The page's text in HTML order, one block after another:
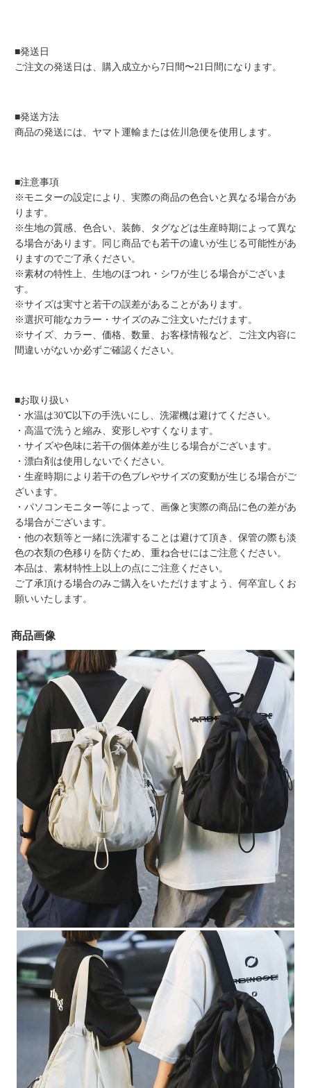
■発送日
ご注文の発送日は、購入成立から7日間〜21日間になります。
■発送方法
商品の発送には、ヤマト運輸または佐川急便を使用します。
■注意事項
※モニターの設定により、実際の商品の色合いと異なる場合があ
ります。
※生地の質感、色合い、装飾、タグなどは生産時期によって異な
る場合があります。同じ商品でも若干の違いが生じる可能性があ
りますのでご了承ください。
※素材の特性上、生地のほつれ・シワが生じる場合がございま
す。
※サイズは実寸と若干の誤差があることがあります。
※選択可能なカラー・サイズのみご注文いただけます。
※サイズ、カラー、価格、数量、お客様情報など、ご注文内容に
間違いがないか必ずご確認ください。
■お取り扱い
・水温は30℃以下の手洗いにし、洗濯機は避けてください。
・高温で洗うと縮み、変形しやすくなります。
・サイズや色味に若干の個体差が生じる場合がございます。
・漂白剤は使用しないでください。
・生産時期により若干の色ブレやサイズの変動が生じる場合がご
ざいます。
・パソコンモニター等によって、画像と実際の商品に色の差があ
る場合がございます。
・他の衣類等と一緒に洗濯することは避けて頂き、保管の際も淡
色の衣類の色移りを防ぐため、重ね合せにはご注意ください。
本品は、素材特性上以上の点にご注意ください。
ご了承頂ける場合のみご購入をいただけますよう、何卒宜しくお
願いいたします。
商品画像